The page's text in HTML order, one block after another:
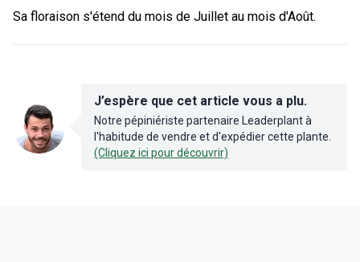
Sa floraison s'étend du mois de Juillet au mois d'Août.
J’espère que cet article vous a plu.
Notre pépiniériste partenaire Leaderplant à
l'habitude de vendre et d'expédier cette plante.
(Cliquez ici pour découvrir)